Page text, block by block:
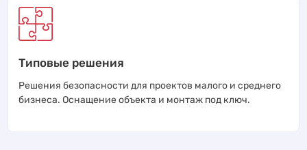
Типовые решения
Решения безопасности для проектов малого и среднего
бизнеса. Оснащение объекта и монтаж под ключ.